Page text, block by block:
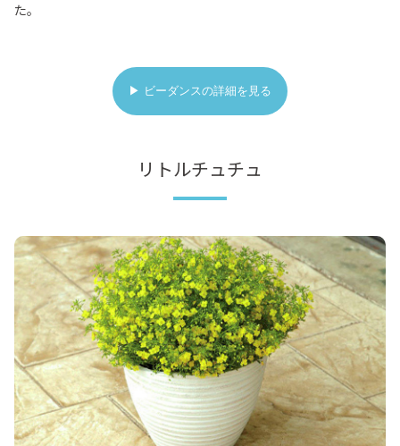
た。
▶ ビーダンスの詳細を見る
リトルチュチュ